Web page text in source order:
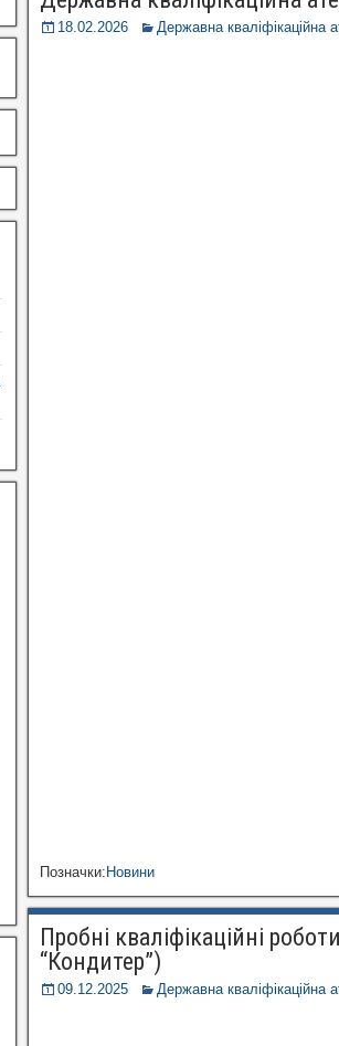
18.02.2026 Державна кваліфікаційна
Позначки: Новини
Пробні кваліфікаційні
“Кондитер”)
09.12.2025 Державна кваліфікаційна